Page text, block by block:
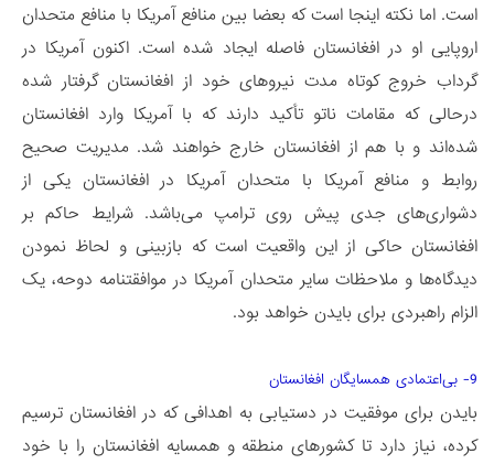
است. اما نکته اینجا است که بعضا بین منافع آمریکا با منافع متحدان
اروپایی­ او در افغانستان فاصله ایجاد شده است. اکنون آمریکا در
گرداب خروج کوتاه مدت نیروهای خود از افغانستان گرفتار شده
درحالی که مقامات ناتو تأکید دارند که با آمریکا وارد افغانستان
شده‌اند و با هم از افغانستان خارج خواهند شد. مدیریت صحیح
روابط و منافع آمریکا با متحدان آمریکا در افغانستان یکی از
دشواری‌های جدی پیش روی ترامپ می­‌باشد. شرایط حاکم بر
افغانستان حاکی از این واقعیت است که بازبینی و لحاظ نمودن
دیدگاه‌ها و ملاحظات سایر متحدان آمریکا در موافقتنامه دوحه، یک
الزام راهبردی برای بایدن خواهد بود.
9- بی‌­اعتمادی همسایگان افغانستان
بایدن برای موفقیت در دستیابی به اهدافی که در افغانستان ترسیم
کرده، نیاز دارد تا کشورهای منطقه و همسایه افغانستان را با خود